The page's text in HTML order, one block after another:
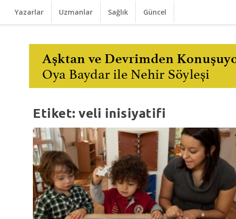
Yazarlar Uzmanlar Sağlık Güncel
Etiket:veli inisiyatifi